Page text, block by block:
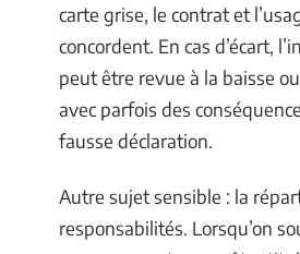
carte grise, le contrat et
concordent. En cas d’écart,
peut être revue à la baisse
avec parfois des
fausse déclaration.
Autre sujet sensible : la
responsabilités. Lorsqu’on